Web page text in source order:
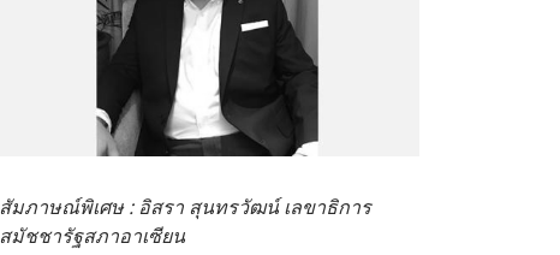
สัมภาษณ์พิเศษ : อิสรา สุนทรวัฒน์ เลขาธิการ
สมัชชารัฐสภาอาเซียน